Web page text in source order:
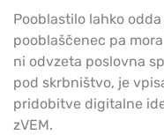
Pooblastilo lahko
pooblaščenec pa
ni odvzeta poslovna
pod skrbništvo, je
pridobitve digitalne
zVEM.